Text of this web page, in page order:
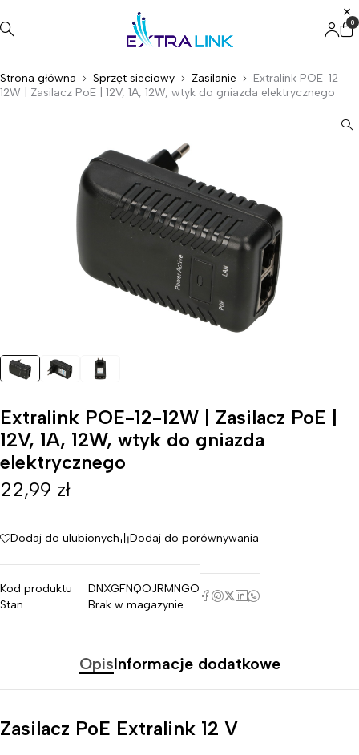
0
Strona główna Sprzęt sieciowy Zasilanie
Extralink POE-12-
12W | Zasilacz PoE | 12V, 1A, 12W, wtyk do gniazda elektrycznego
Extralink POE-12-12W | Zasilacz PoE |
12V, 1A, 12W, wtyk do gniazda
elektrycznego
22,99 zł
Dodaj do ulubionych Dodaj do porównywania
Kod produktu
DNXGFNQOJRMNGO
Stan
Brak w magazynie
OpisInformacje dodatkowe
Zasilacz PoE Extralink 12 V